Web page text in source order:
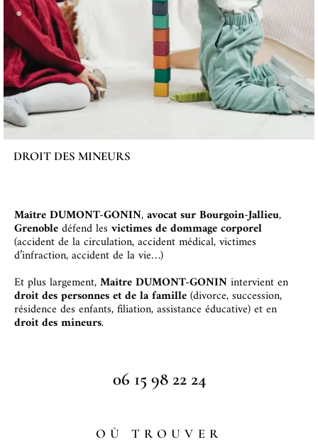
DROIT DES MINEURS
Maître DUMONT-GONIN,avocat sur Bourgoin-Jallieu,
Grenobledéfend les victimes de dommage corporel
(accident de la circulation, accident médical, victimes
d’infraction, accident de la vie…)
Et plus largement,Maître DUMONT-GONINintervient en
droit des personnes et de la famille(divorce, succession,
résidence des enfants, filiation, assistance éducative) et en
droit des mineurs.
06 15 98 22 24
OÙ TROUVER